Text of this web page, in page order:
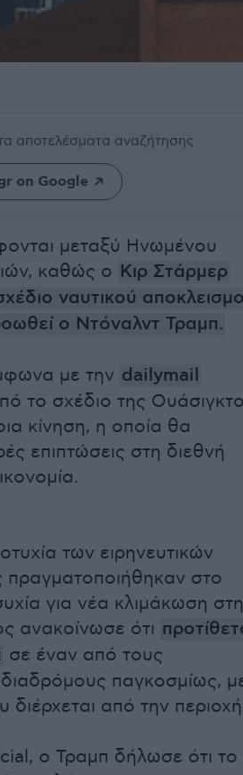
αποτελέσματα αναζήτησης
on Google
μεταξύ Ηνωμένου
καθώς ο Κιρ Στάρμερ
ναυτικού
ο Ντόναλντ Τραμπ.
με την dailymail
το σχέδιο της
κίνηση, η οποία θα
επιπτώσεις στη διεθνή
των ειρηνευτικών
πραγματοποιήθηκαν στο
για νέα κλιμάκωση
ανακοίνωσε ότι
σε έναν από τους
παγκοσμίως,
από την
ο Τραμπ δήλωσε ότι το